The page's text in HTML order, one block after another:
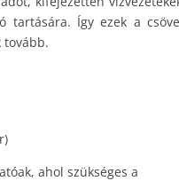
tartására. Így ezek a
tovább.
ahol szükséges a